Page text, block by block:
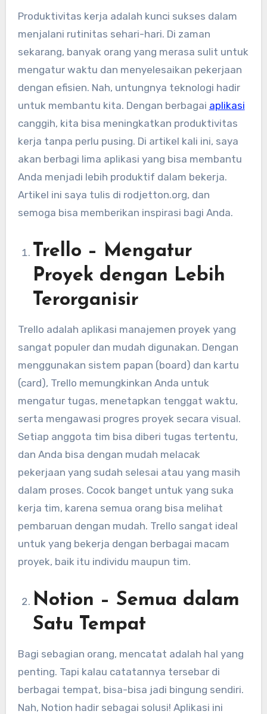
Produktivitas kerja adalah kunci sukses dalam
menjalani rutinitas sehari-hari. Di zaman
sekarang, banyak orang yang merasa sulit untuk
mengatur waktu dan menyelesaikan pekerjaan
dengan efisien. Nah, untungnya teknologi hadir
untuk membantu kita. Dengan berbagai aplikasi
canggih, kita bisa meningkatkan produktivitas
kerja tanpa perlu pusing. Di artikel kali ini, saya
akan berbagi lima aplikasi yang bisa membantu
Anda menjadi lebih produktif dalam bekerja.
Artikel ini saya tulis di rodjetton.org, dan
semoga bisa memberikan inspirasi bagi Anda.
Trello – Mengatur
Proyek dengan Lebih
Terorganisir
Trello adalah aplikasi manajemen proyek yang
sangat populer dan mudah digunakan. Dengan
menggunakan sistem papan (board) dan kartu
(card), Trello memungkinkan Anda untuk
mengatur tugas, menetapkan tenggat waktu,
serta mengawasi progres proyek secara visual.
Setiap anggota tim bisa diberi tugas tertentu,
dan Anda bisa dengan mudah melacak
pekerjaan yang sudah selesai atau yang masih
dalam proses. Cocok banget untuk yang suka
kerja tim, karena semua orang bisa melihat
pembaruan dengan mudah. Trello sangat ideal
untuk yang bekerja dengan berbagai macam
proyek, baik itu individu maupun tim.
Notion – Semua dalam
Satu Tempat
Bagi sebagian orang, mencatat adalah hal yang
penting. Tapi kalau catatannya tersebar di
berbagai tempat, bisa-bisa jadi bingung sendiri.
Nah, Notion hadir sebagai solusi! Aplikasi ini